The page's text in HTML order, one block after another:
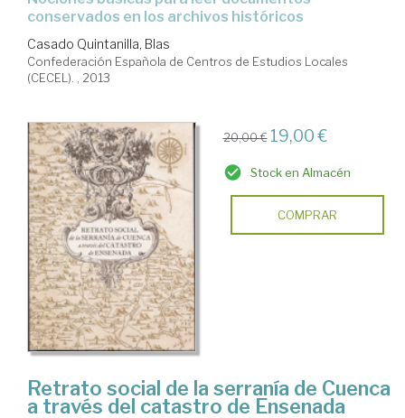
conservados en los archivos históricos
Casado Quintanilla, Blas
Confederación Española de Centros de Estudios Locales
(CECEL). , 2013
20,00 € 19,00 €
Stock en Almacén
COMPRAR
Retrato social de la serranía de Cuenca
a través del catastro de Ensenada